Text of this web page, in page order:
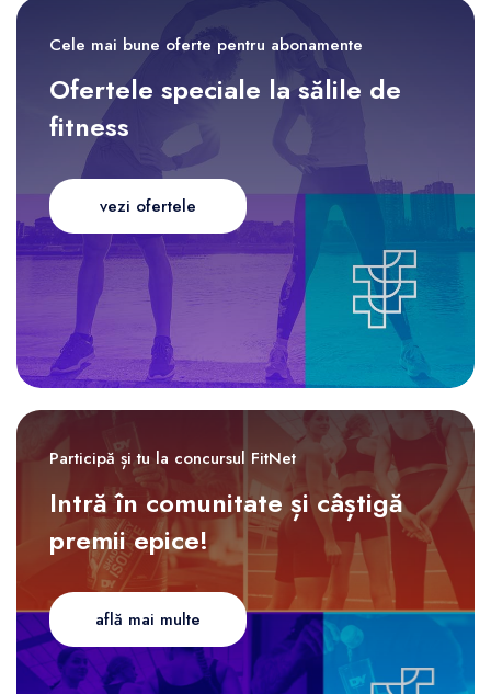
Cele mai bune oferte pentru abonamente
Ofertele speciale la sălile de
fitness
vezi ofertele
Participă și tu la concursul FitNet
Intră în comunitate și câștigă
premii epice!
află mai multe